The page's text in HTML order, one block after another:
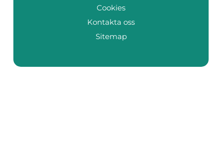
Cookies
Kontakta oss
Sitemap